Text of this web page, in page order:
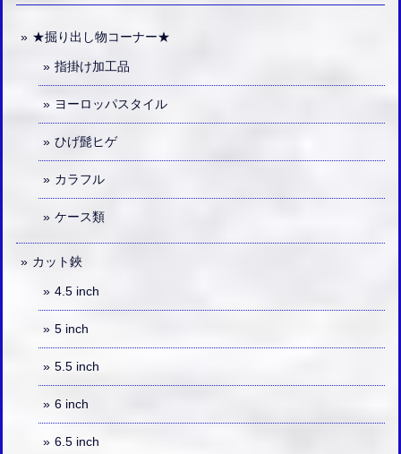
★掘り出し物コーナー★
指掛け加工品
ヨーロッパスタイル
ひげ髭ヒゲ
カラフル
ケース類
カット鋏
4.5 inch
5 inch
5.5 inch
6 inch
6.5 inch